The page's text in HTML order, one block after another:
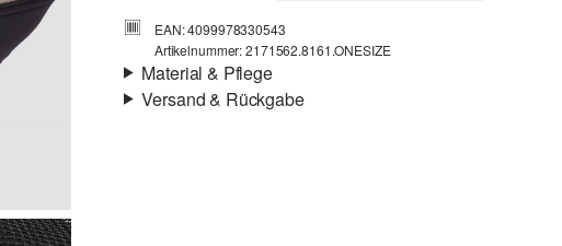
EAN: 4099978330543
Artikelnummer: 2171562.8161.ONESIZE
Material & Pflege
Versand & Rückgabe